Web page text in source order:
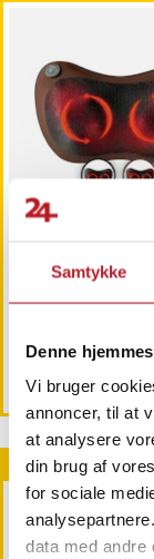
Samtykke
Denne
Vi bruger
annoncer, til at
at analysere
din brug af
for sociale
data med andre
massagepude med
varme
Andre købte også